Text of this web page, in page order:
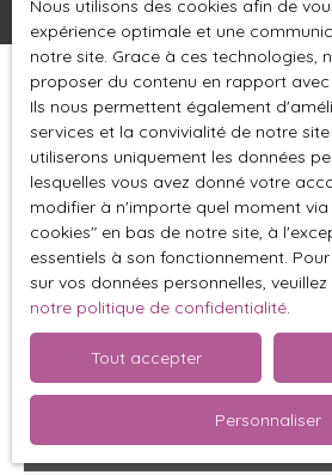
Pertinence
Trier par
Nous utilisons des cookies afin de
expérience optimale et une
notre site. Grace à ces technologies,
proposer du contenu en rapport
Ils nous permettent également
services et la convivialité de notre
utiliserons uniquement les données
lesquelles vous avez donné votre
modifier à n'importe quel moment via
cookies″ en bas de notre site, à
essentiels à son fonctionnement.
sur vos données personnelles,
notre politique de confidentialité.
Tout accepter
Personnaliser